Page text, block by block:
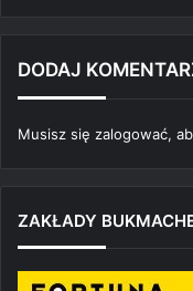
DODAJ
Musisz się zalogować,
ZAKŁADY